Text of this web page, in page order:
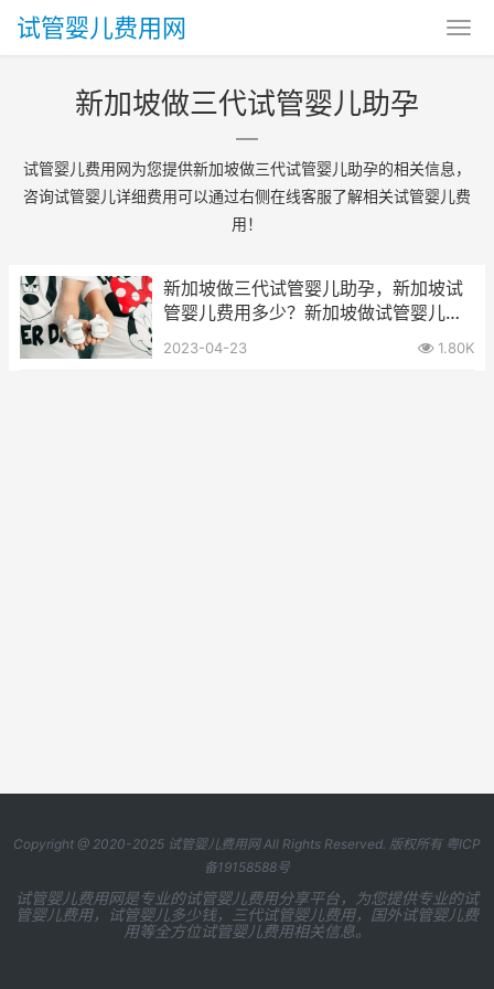
试管婴儿费用网
新加坡做三代试管婴儿助孕
试管婴儿费用网为您提供新加坡做三代试管婴儿助孕的相关信息，
咨询试管婴儿详细费用可以通过右侧在线客服了解相关试管婴儿费
用！
新加坡做三代试管婴儿助孕，新加坡试
管婴儿费用多少？新加坡做试管婴儿医
院有哪些？
2023-04-23 1.80K
Copyright @ 2020-2025 试管婴儿费用网All Rights Reserved. 版权所有 粤ICP
备19158588号
试管婴儿费用网是专业的试管婴儿费用分享平台，为您提供专业的试
管婴儿费用，试管婴儿多少钱，三代试管婴儿费用，国外试管婴儿费
用等全方位试管婴儿费用相关信息。